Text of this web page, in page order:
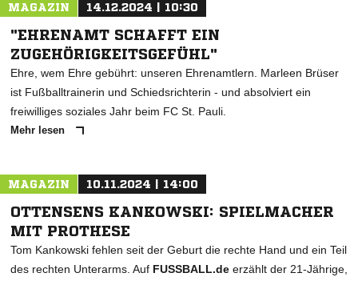
MAGAZIN 14.12.2024 | 10:30
"EHRENAMT SCHAFFT EIN
ZUGEHÖRIGKEITSGEFÜHL"
Ehre, wem Ehre gebührt: unseren Ehrenamtlern. Marleen Brüser
ist Fußballtrainerin und Schiedsrichterin - und absolviert ein
freiwilliges soziales Jahr beim FC St. Pauli.
Mehr lesen
MAGAZIN 10.11.2024 | 14:00
OTTENSENS KANKOWSKI: SPIELMACHER
MIT PROTHESE
Tom Kankowski fehlen seit der Geburt die rechte Hand und ein Teil
des rechten Unterarms. Auf FUSSBALL.de erzählt der 21-Jährige,